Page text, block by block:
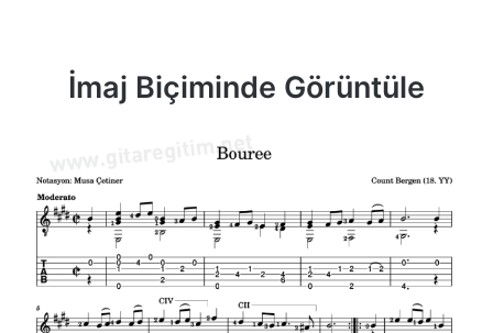
İmaj Biçiminde Görüntüle